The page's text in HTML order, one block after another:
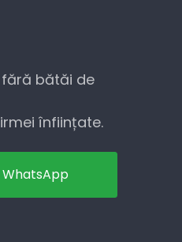
fără bătăi de
înființate.